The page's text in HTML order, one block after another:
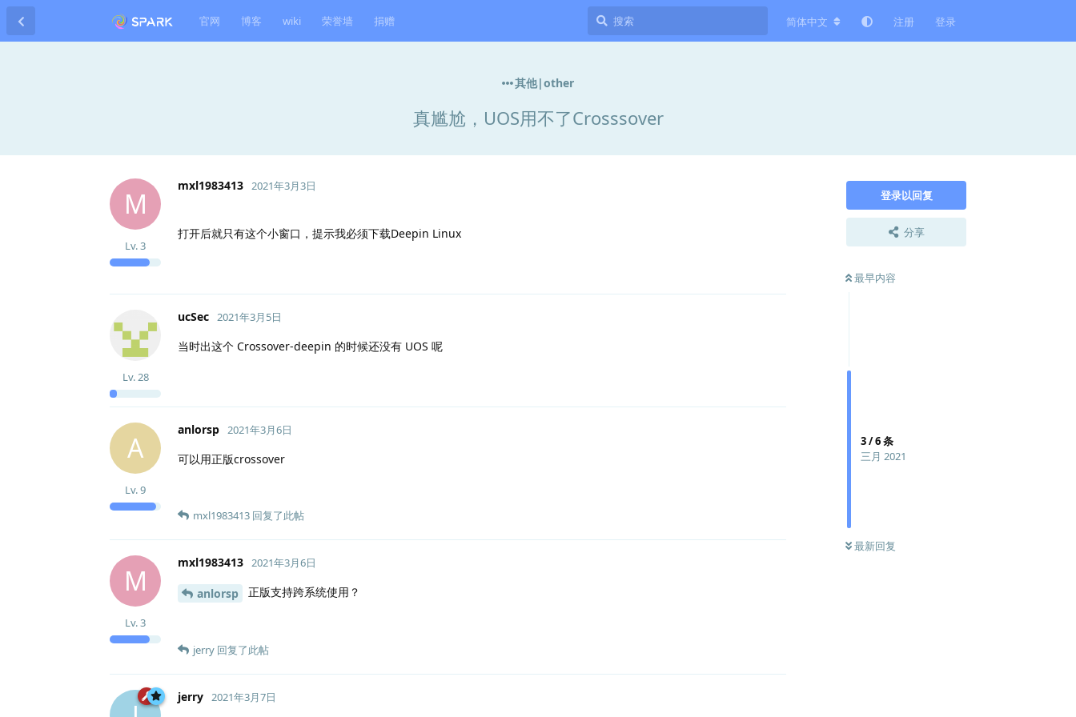
官网 博客 wiki 荣誉墙 捐赠 简体中文 注册 登录
其他|other
真尴尬，UOS用不了Crosssover
登录以回复
分享
最早内容
3/6条
三月 2021
最新回复
M
mxl1983413
Lv.3
2021年3月3日
打开后就只有这个小窗口，提示我必须下载Deepin Linux
ucSec
Lv.28
2021年3月5日
当时出这个 Crossover-deepin 的时候还没有 UOS 呢
A
anlorsp
Lv.9
2021年3月6日
可以用正版crossover
mxl1983413 回复了此帖
M
mxl1983413
Lv.3
2021年3月6日
anlorsp 正版支持跨系统使用？
jerry 回复了此帖
jerry 2021年3月7日